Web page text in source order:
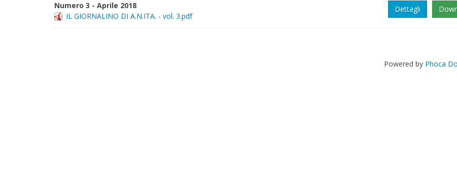
Numero 3 - Aprile 2018
IL GIORNALINO DI A.N.ITA. - vol. 3.pdf
Dettagli
Powered by Phoca